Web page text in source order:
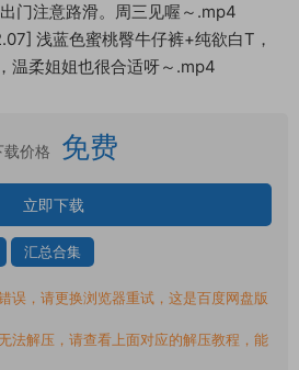
门注意路滑。周三见喔～.mp4
浅蓝色蜜桃臀牛仔裤+纯欲白T，
温柔姐姐也很合适呀～.mp4
载价格 免费
立即下载
汇总合集
，请更换浏览器重试，这是百度网盘版
解压，请查看上面对应的解压教程，能